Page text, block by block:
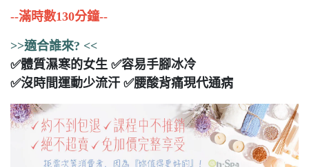
--滿時數130分鐘--
>>適合誰來? <<
✅體質濕寒的女生 ✅容易手腳冰冷
✅沒時間運動少流汗 ✅腰酸背痛現代通病